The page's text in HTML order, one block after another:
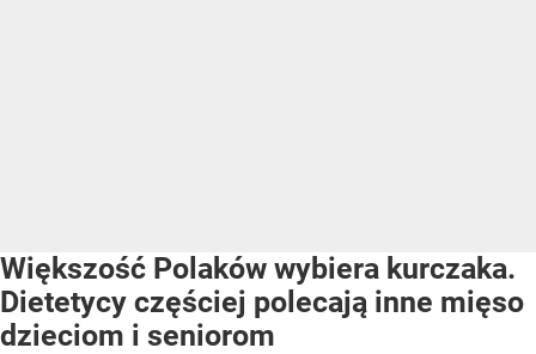
Większość Polaków wybiera kurczaka.
Dietetycy częściej polecają inne mięso
dzieciom i seniorom